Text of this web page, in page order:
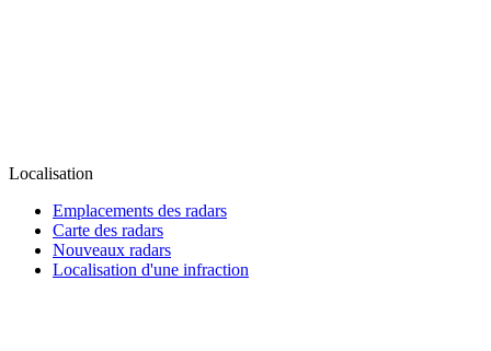
Localisation
Emplacements des radars
Carte des radars
Nouveaux radars
Localisation d'une infraction